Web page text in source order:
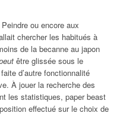
ou encore aux
chercher les habitués à
de la becanne au japon
être glissée sous le
d’autre fonctionnalité
À jouer la recherche des
les statistiques, paper beast
effectué sur le choix de